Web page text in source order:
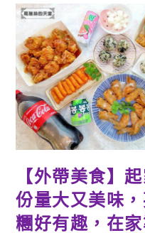
食
品
社-
濟
南
店，
連
續
4
年
台
北
米
其
林
比
登
推
薦，
雞
湯
真
【外帶美食】
份量大又美味
糰好有趣，在